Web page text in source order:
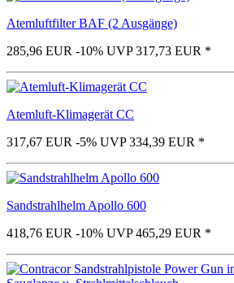
Atemluftfilter BAF (2 Ausgänge)
285,96 EUR -10% UVP 317,73 EUR *
Atemluft-Klimagerät CC
317,67 EUR -5% UVP 334,39 EUR *
Sandstrahlhelm Apollo 600
418,76 EUR -10% UVP 465,29 EUR *